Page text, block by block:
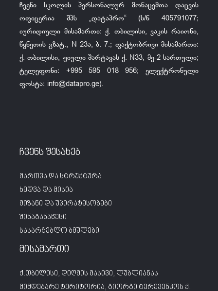
ჩვენი სკოლის პერსონალურ მონაცემთა დაცვის
ოფიცერია შპს „დატაპრო“ (ს/ნ 405791077;
იურიდიული მისამართი: ქ. თბილისი, ვაკის რაიონი,
წყნეთის გზატ., N 23ა, ბ. 7.; ფაქტობრივი მისამართი:
ქ. თბილისი, ჟიული შარტავას ქ. N33, მე-2 სართული;
ტელეფონი: +995 595 018 956; ელექტრონული
ფოსტა: info@datapro.ge).
ჩვენს შესახებ
მართვა და სტრუქტურა
ხედვა და მისია
მიზანი და უპირატესობები
შინაგანაწესი
სასარგებლო ბმულები
მისამართი
ქ.თბილისი, დიღმის მასივი, ლუბლიანას
მიმდებარე ტერიტორია, გიორგი ტერევენკოს ქ.